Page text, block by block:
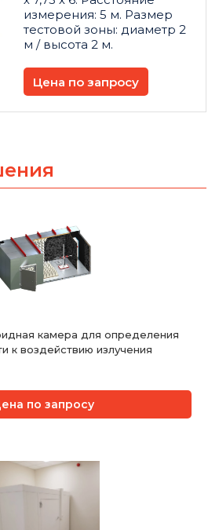
измерения: 5 м. Размер
тестовой зоны: диаметр 2
м / высота 2 м.
Цена по запросу
камера для определения
к воздействию излучения
по запросу